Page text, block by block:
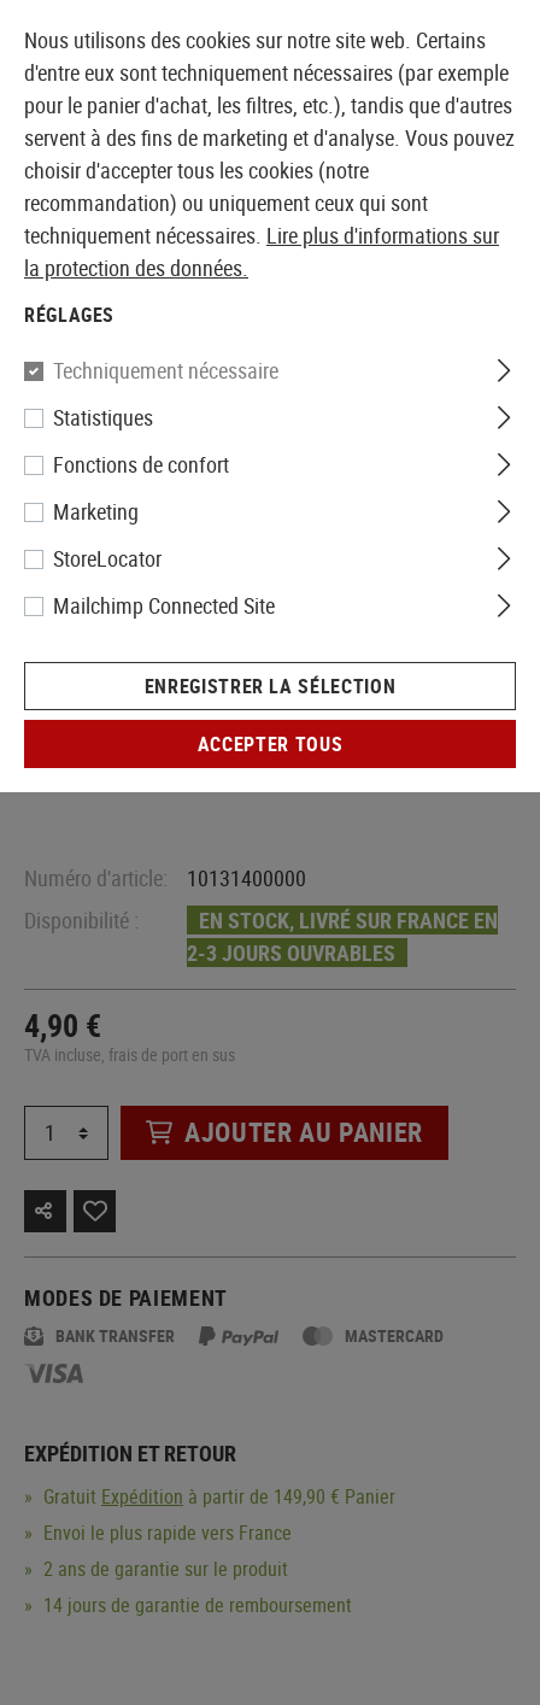
BOUTIQUE ET GROSSISTE EUROPÉEN AIRSOFT
Accueil Tuning et pièces détachées AEG Interne
SRC
Hop Up Bucking
Numéro d'article:
10131400000
Disponibilité :
EN STOCK, LIVRÉ SUR FRANCE EN
2-3 JOURS OUVRABLES
4,90 €
TVA incluse, frais de port en sus
AJOUTER AU PANIER
MODES DE PAIEMENT
BANK TRANSFER MASTERCARD
EXPÉDITION ET RETOUR
Gratuit Expédition à partir de 149,90 € Panier
Envoi le plus rapide vers France
2 ans de garantie sur le produit
14 jours de garantie de remboursement
Nous utilisons des cookies sur notre site web. Certains
d'entre eux sont techniquement nécessaires (par exemple
pour le panier d'achat, les filtres, etc.), tandis que d'autres
servent à des fins de marketing et d'analyse. Vous pouvez
choisir d'accepter tous les cookies (notre
recommandation) ou uniquement ceux qui sont
techniquement nécessaires. Lire plus d'informations sur
la protection des données.
RÉGLAGES
Techniquement nécessaire
Statistiques
Fonctions de confort
Marketing
StoreLocator
Mailchimp Connected Site
ENREGISTRER LA SÉLECTION
ACCEPTER TOUS